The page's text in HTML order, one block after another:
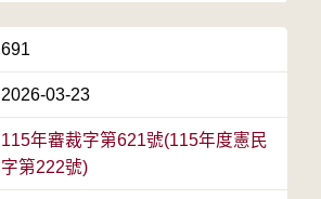
691
2026-03-23
115年審裁字第621號(115年度憲民
字第222號)